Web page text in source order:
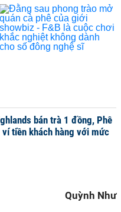
bán trà 1 đồng, Phê
ví tiền khách hàng với mức
Quỳnh Như